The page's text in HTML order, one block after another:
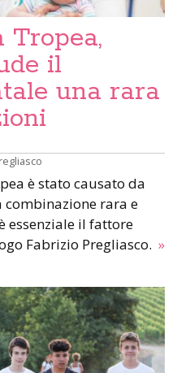
Tropea,
il
una rara
è stato causato da
rara e
essenziale il fattore
Fabrizio Pregliasco. »